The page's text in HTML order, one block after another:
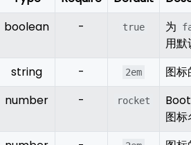
boolean - true 为
用
string - 2em 图
number - rocket
图标